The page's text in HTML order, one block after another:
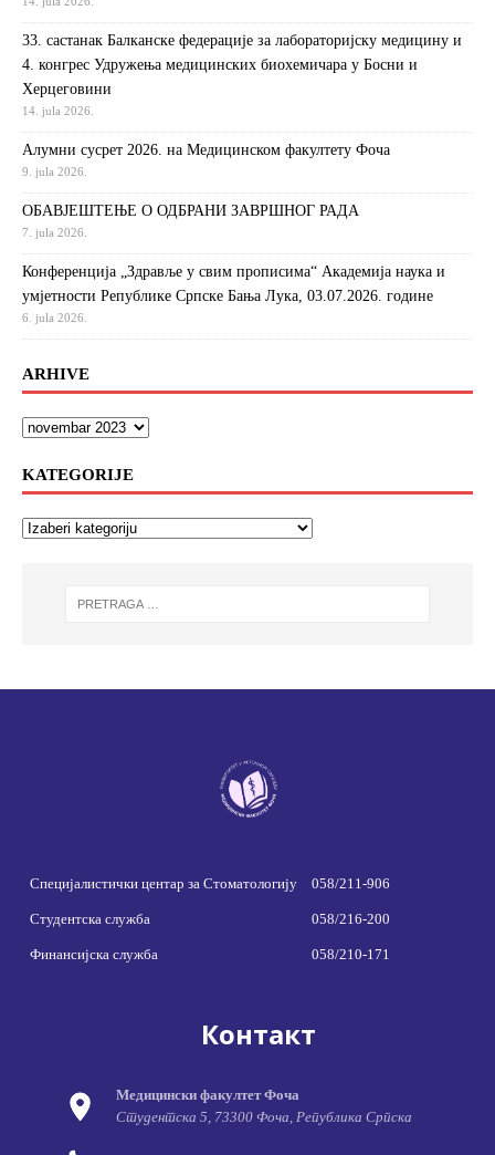
33. састанак Балканске федерације за лабораторијску медицину и
4. конгрес Удружења медицинских биохемичара у Босни и
Херцеговини
14. jula 2026.
Алумни сусрет 2026. на Медицинском факултету Фоча
9. jula 2026.
ОБАВЈЕШТЕЊЕ О ОДБРАНИ ЗАВРШНОГ РАДА
7. jula 2026.
Конференција „Здравље у свим прописима“ Академија наука и
умјетности Републике Српске Бања Лука, 03.07.2026. године
6. jula 2026.
ARHIVE
KATEGORIJE
Специјалистички центар за Стоматологију 058/211-906
Студентска служба 058/216-200
Финансијска служба 058/210-171
Контакт
Медицински факултет Фоча
Студентска 5, 73300 Фоча, Република Српска